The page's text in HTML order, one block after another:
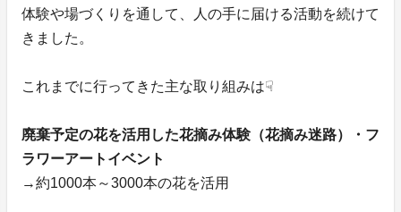
体験や場づくりを通して、人の手に届ける活動を続けて
きました。
これまでに行ってきた主な取り組みは☟
廃棄予定の花を活用した花摘み体験（花摘み迷路）・フ
ラワーアートイベント
→約1000本～3000本の花を活用